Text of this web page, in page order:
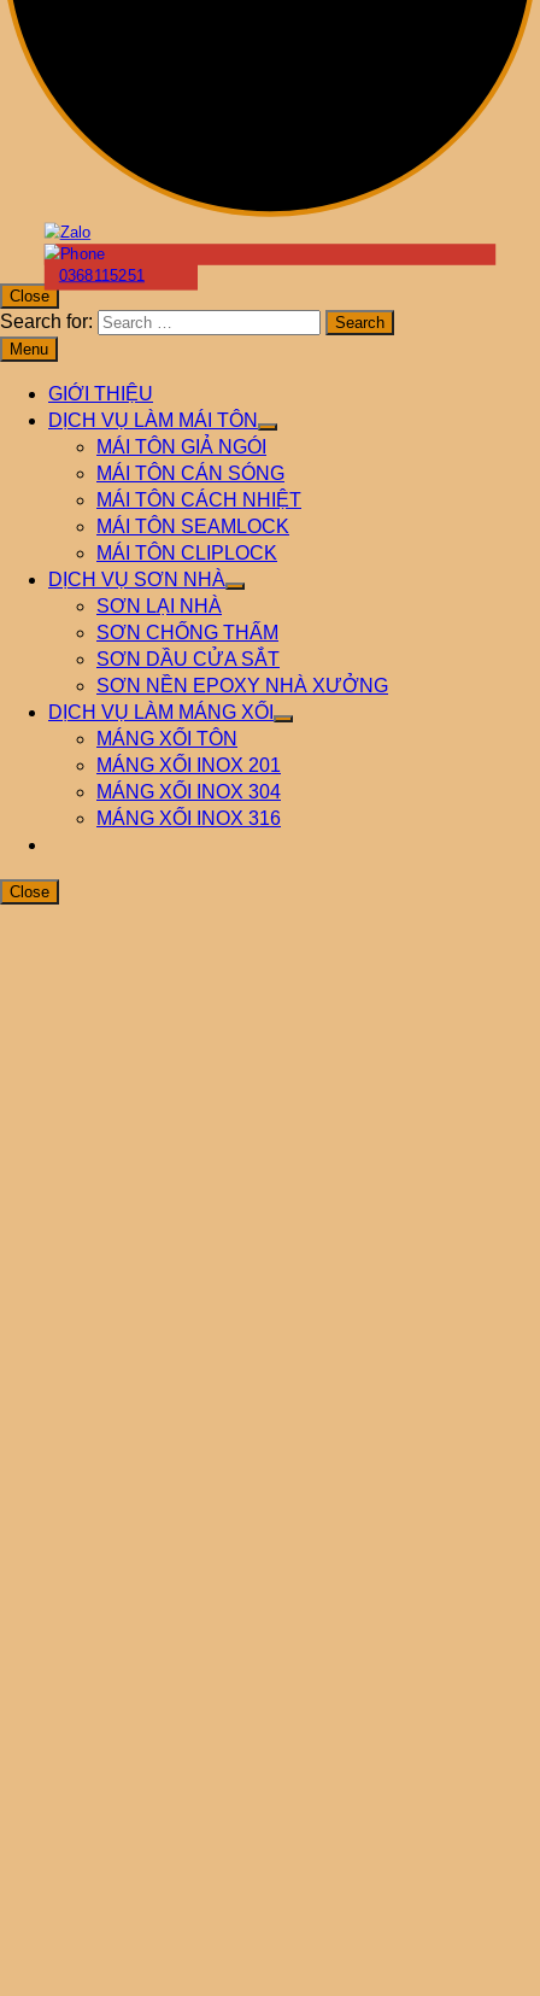
0368115251
Close
Search for:
Menu
GIỚI THIỆU
DỊCH VỤ LÀM MÁI TÔN
MÁI TÔN GIẢ NGÓI
MÁI TÔN CÁN SÓNG
MÁI TÔN CÁCH NHIỆT
MÁI TÔN SEAMLOCK
MÁI TÔN CLIPLOCK
DỊCH VỤ SƠN NHÀ
SƠN LẠI NHÀ
SƠN CHỐNG THẤM
SƠN DẦU CỬA SẮT
SƠN NỀN EPOXY NHÀ XƯỞNG
DỊCH VỤ LÀM MÁNG XỐI
MÁNG XỐI TÔN
MÁNG XỐI INOX 201
MÁNG XỐI INOX 304
MÁNG XỐI INOX 316
Close